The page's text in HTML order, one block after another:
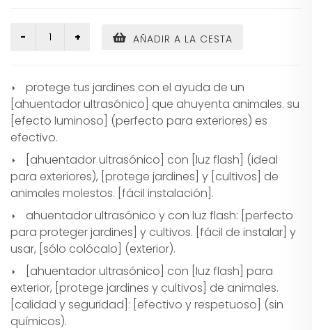
AÑADIR A LA CESTA
protege tus jardines con el ayuda de un
[ahuentador ultrasónico] que ahuyenta animales. su
[efecto luminoso] (perfecto para exteriores) es
efectivo.
[ahuentador ultrasónico] con [luz flash] (ideal
para exteriores), [protege jardines] y [cultivos] de
animales molestos. [fácil instalación].
ahuentador ultrasónico y con luz flash: [perfecto
para proteger jardines] y cultivos. [fácil de instalar] y
usar, [sólo colócalo] (exterior).
[ahuentador ultrasónico] con [luz flash] para
exterior, [protege jardines y cultivos] de animales.
[calidad y seguridad]: [efectivo y respetuoso] (sin
químicos).